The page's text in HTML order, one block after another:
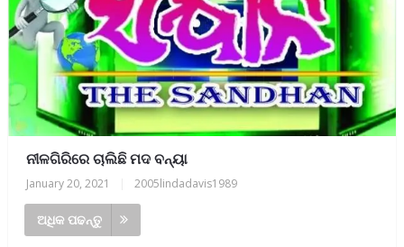
ନୀଳଗିରିରେ ଚାଲିଛି ମଦ ବନ୍ୟା
January 20, 2021 2005lindadavis1989
ଅଧିକ ପଢନ୍ତୁ